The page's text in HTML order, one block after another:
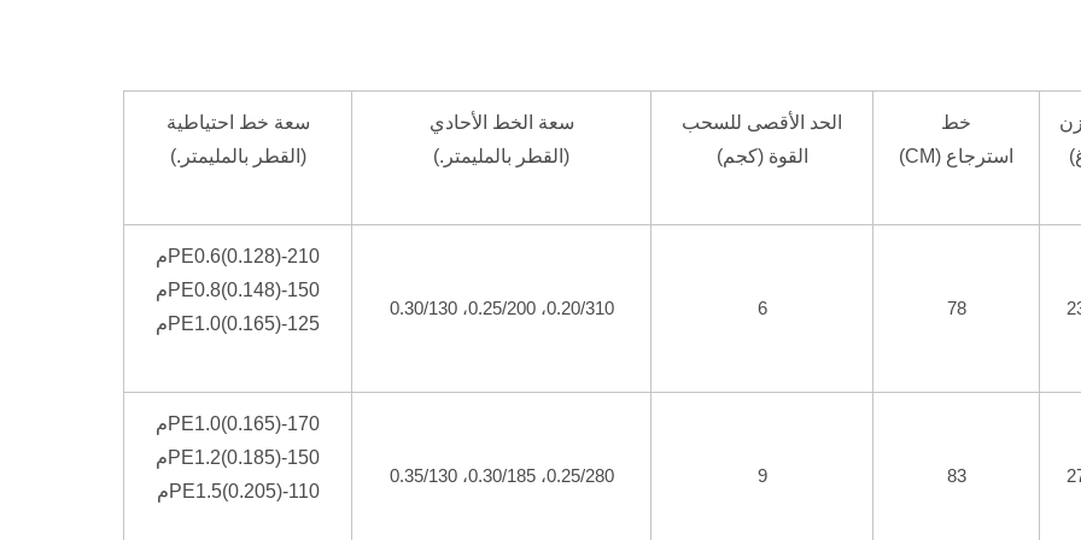
خط
استرجاع (CM)
الحد الأقصى للسحب
القوة (كجم)
سعة الخط الأحادي
(القطر بالمليمتر.)
سعة خط احتياطية
(القطر بالمليمتر.)
78
6 0.20/310، 0.25/200، 0.30/130
PE0.6(0.128)-210م
PE0.8(0.148)-150م
PE1.0(0.165)-125م
83
9 0.25/280، 0.30/185، 0.35/130
PE1.0(0.165)-170م
PE1.2(0.185)-150م
PE1.5(0.205)-110م